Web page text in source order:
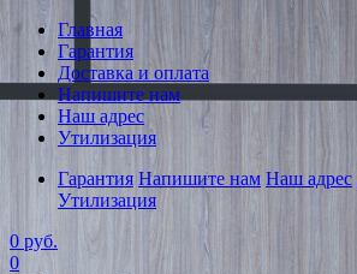
Главная
Гарантия
Доставка и оплата
Напишите нам
Наш адрес
Утилизация
Гарантия Напишите нам Наш адрес
Утилизация
0 руб.
0